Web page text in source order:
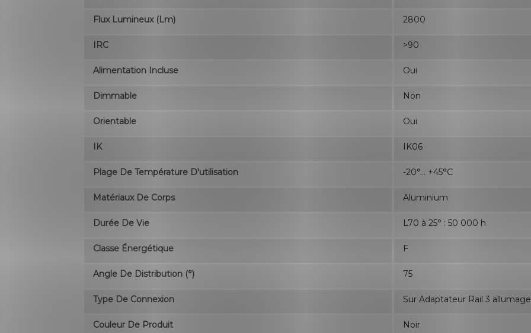
Flux Lumineux (lm) 2800
IRC >90
Alimentation Incluse Oui
Dimmable Non
Orientable Oui
IK IK06
Plage De Température D'utilisation -20°... +45°C
Matériaux De Corps Aluminium
Durée De Vie L70 à 25° : 50 000 h
Classe Énergétique F
Angle De Distribution (°) 75
Type De Connexion Sur Adaptateur Rail 3
Couleur De Produit Noir